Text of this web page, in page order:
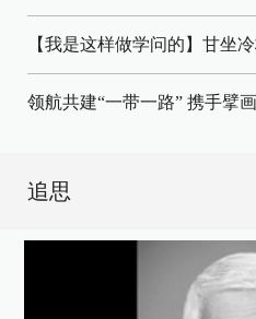
【我是这样做学问的】甘坐
领航共建“一带一路” 携手擘
追思